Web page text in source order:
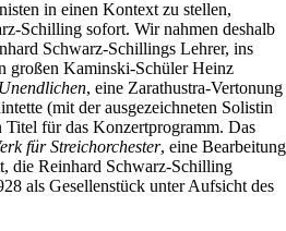
in einen Kontext zu stellen,
Schilling sofort. Wir nahmen deshalb
Schwarz-Schillings Lehrer, ins
großen Kaminski-Schüler Heinz
, eine Zarathustra-Vertonung
(mit der ausgezeichneten Solistin
Titel für das Konzertprogramm. Das
für Streichorchester, eine Bearbeitung
die Reinhard Schwarz-Schilling
als Gesellenstück unter Aufsicht des